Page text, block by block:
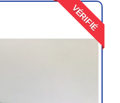
VÉRIFIÉ